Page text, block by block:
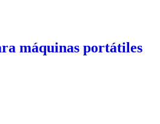
máquinas portátiles